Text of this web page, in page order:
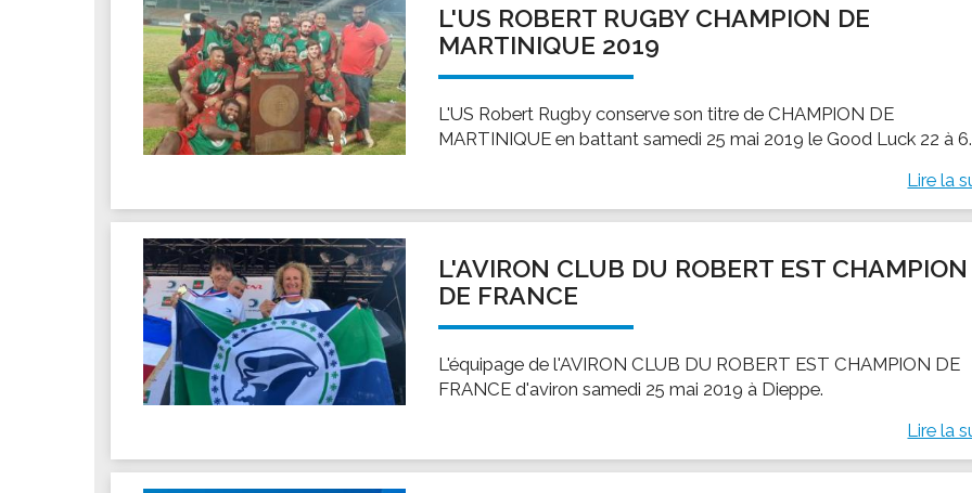
Annuaire santé
L'US ROBERT RUGBY CHAMPION DE
MARTINIQUE 2019
L'US Robert Rugby conserve son titre de CHAMPION DE
MARTINIQUE en battant samedi 25 mai 2019 le Good Luck 22 à 6.
Lire la
L'AVIRON CLUB DU ROBERT EST CHAMPION
DE FRANCE
L'équipage de l'AVIRON CLUB DU ROBERT EST CHAMPION DE
FRANCE d'aviron samedi 25 mai 2019 à Dieppe.
Lire la